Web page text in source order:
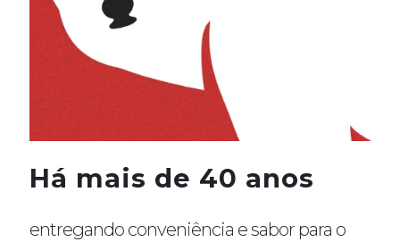
Há mais de 40 anos
entregando conveniência e sabor para o